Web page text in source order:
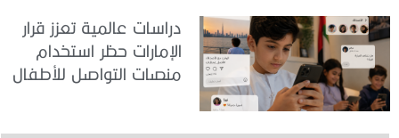
دراسات عالمية تعزز قرار
الإمارات حظر استخدام
منصات التواصل للأطفال